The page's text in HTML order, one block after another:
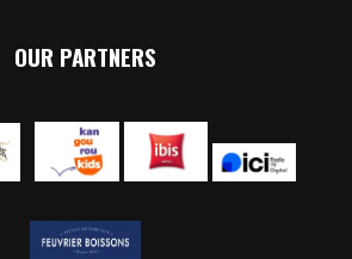
OUR PARTNERS